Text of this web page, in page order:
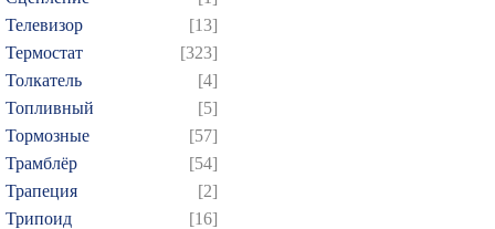
Телевизор
[13]
Термостат
[323]
Толкатель
[4]
Топливный
[5]
Тормозные
[57]
Трамблёр
[54]
Трапеция
[2]
Трипоид
[16]